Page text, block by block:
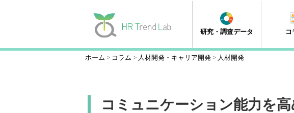
研究・調査データ コ
エンゲージメント
タレントマネジ
組織開発
新人・若年層
人材開発・キャ
採用・雇用
HRテック
マネジメント層
リーダーシップ
人事制度
経営・戦略
働き方改革
ホーム コラム 人材開発・キャリア開発 人材開発
コミュニケーション能力を